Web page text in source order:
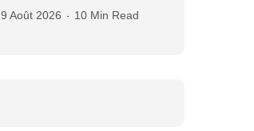
9 Août 2026 10 Min Read